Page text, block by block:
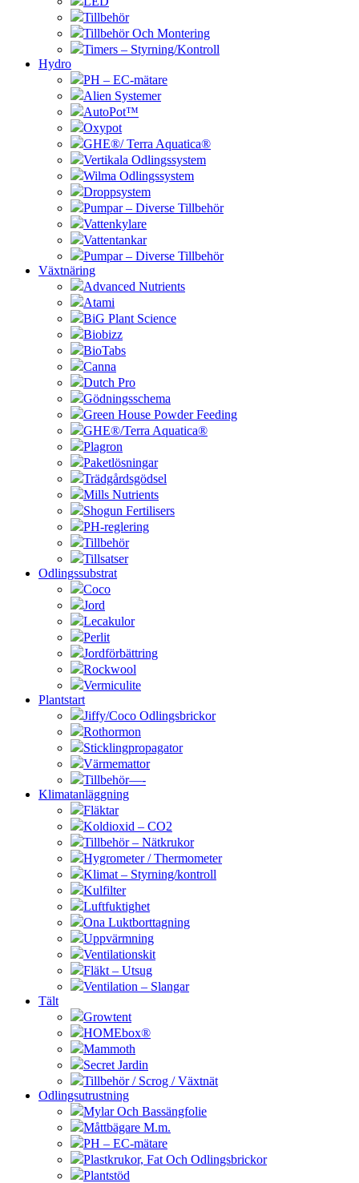
Tillbehör
Tillbehör Och Montering
Timers – Styrning/Kontroll
Hydro
PH – EC-mätare
Alien Systemer
AutoPot™
Oxypot
GHE®/ Terra Aquatica®
Vertikala Odlingssystem
Wilma Odlingssystem
Droppsystem
Pumpar – Diverse Tillbehör
Vattenkylare
Vattentankar
Pumpar – Diverse Tillbehör
Växtnäring
Advanced Nutrients
Atami
BiG Plant Science
Biobizz
BioTabs
Canna
Dutch Pro
Gödningsschema
Green House Powder Feeding
GHE®/Terra Aquatica®
Plagron
Paketlösningar
Trädgårdsgödsel
Mills Nutrients
Shogun Fertilisers
PH-reglering
Tillbehör
Tillsatser
Odlingssubstrat
Coco
Jord
Lecakulor
Perlit
Jordförbättring
Rockwool
Vermiculite
Plantstart
Jiffy/Coco Odlingsbrickor
Rothormon
Sticklingpropagator
Värmemattor
Tillbehör—-
Klimatanläggning
Fläktar
Koldioxid – CO2
Tillbehör – Nätkrukor
Hygrometer / Thermometer
Klimat – Styrning/kontroll
Kulfilter
Luftfuktighet
Ona Luktborttagning
Uppvärmning
Ventilationskit
Fläkt – Utsug
Ventilation – Slangar
Tält
Growtent
HOMEbox®
Mammoth
Secret Jardin
Tillbehör / Scrog / Växtnät
Odlingsutrustning
Mylar Och Bassängfolie
Måttbägare M.m.
PH – EC-mätare
Plastkrukor, Fat Och Odlingsbrickor
Plantstöd